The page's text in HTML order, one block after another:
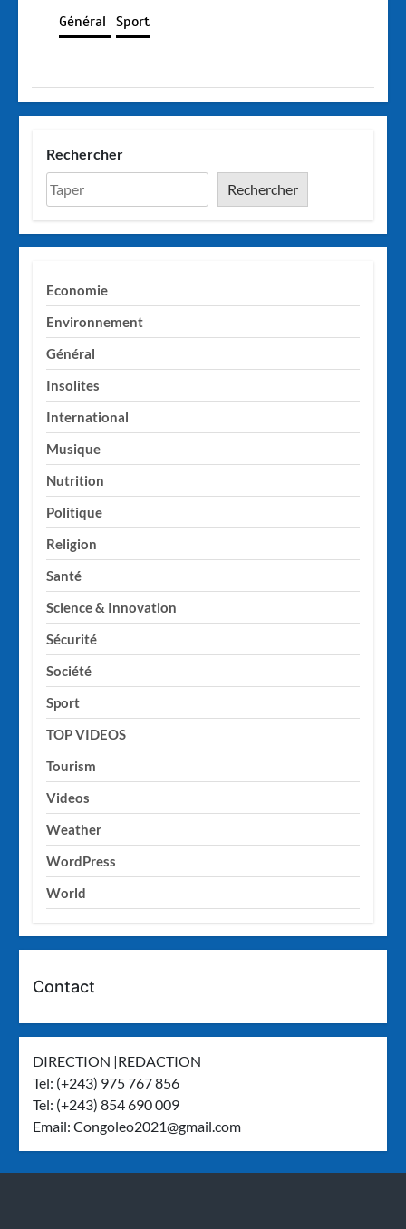
Général Sport
Rechercher
Rechercher
Economie
Environnement
Général
Insolites
International
Musique
Nutrition
Politique
Religion
Santé
Science & Innovation
Sécurité
Société
Sport
TOP VIDEOS
Tourism
Videos
Weather
WordPress
World
Contact
DIRECTION |REDACTION
Tel: (+243) 975 767 856
Tel: (+243) 854 690 009
Email:Congoleo2021@gmail.com